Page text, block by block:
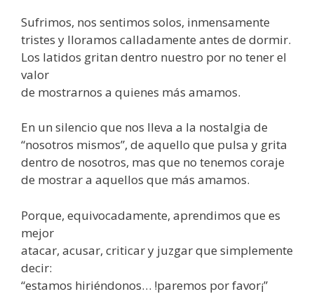
Sufrimos, nos sentimos solos, inmensamente
tristes y lloramos calladamente antes de dormir.
Los latidos gritan dentro nuestro por no tener el
valor
de mostrarnos a quienes más amamos.
En un silencio que nos lleva a la nostalgia de
“nosotros mismos”, de aquello que pulsa y grita
dentro de nosotros, mas que no tenemos coraje
de mostrar a aquellos que más amamos.
Porque, equivocadamente, aprendimos que es
mejor
atacar, acusar, criticar y juzgar que simplemente
decir:
“estamos hiriéndonos… !paremos por favor¡”